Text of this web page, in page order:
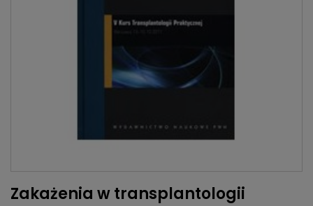
Zakażenia w transplantologii